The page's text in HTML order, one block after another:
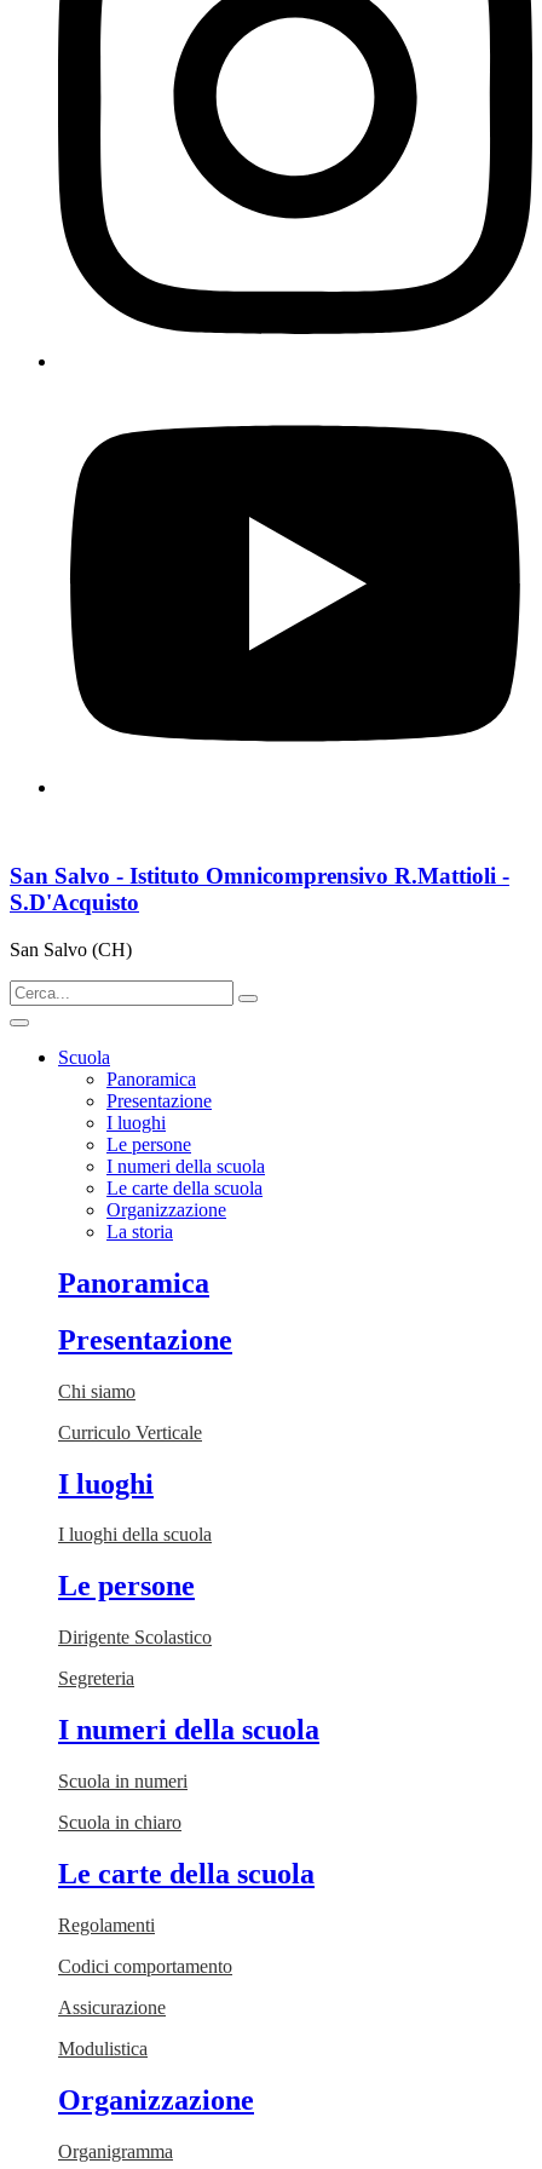
San Salvo - Istituto Omnicomprensivo R.Mattioli -
S.D'Acquisto
San Salvo (CH)
Scuola
Panoramica
Presentazione
I luoghi
Le persone
I numeri della scuola
Le carte della scuola
Organizzazione
La storia
Panoramica
Presentazione
Chi siamo
Curriculo Verticale
I luoghi
I luoghi della scuola
Le persone
Dirigente Scolastico
Segreteria
I numeri della scuola
Scuola in numeri
Scuola in chiaro
Le carte della scuola
Regolamenti
Codici comportamento
Assicurazione
Modulistica
Organizzazione
Organigramma